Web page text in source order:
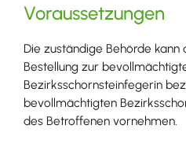
Voraussetzungen
Die zuständige Behörde kann
Bestellung zur
Bezirksschornsteinfegerin
bevollmächtigten
des Betroffenen vornehmen.